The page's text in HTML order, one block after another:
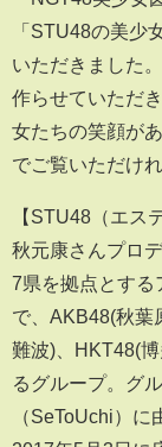
「STU48の美少
いただきました
作らせていただ
女たちの笑顔が
でご覧いただけ
【STU48（エス
秋元康さんプロ
7県を拠点とする
で、AKB48(秋葉
難波)、HKT48(
るグループ。グ
（SeToUchi）に